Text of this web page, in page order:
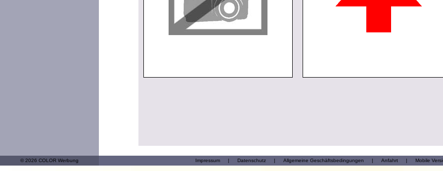
© 2026 COLOR Werbung Impressum | Datenschutz | Allgemeine Geschäftsbedingungen | Anfahrt | Mobile